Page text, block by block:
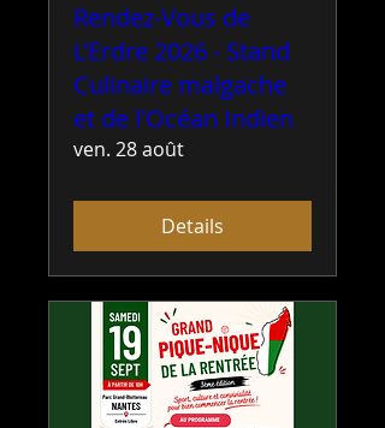
Rendez-Vous de
L'Erdre 2026 - Stand
Culinaire malgache
et de l'Océan Indien
ven. 28 août
Details